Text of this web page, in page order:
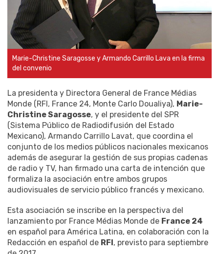
Marie-Christine Saragosse y Armando Carrillo Lava en la firma
del convenio
La presidenta y Directora General de France Médias
Monde (RFI, France 24, Monte Carlo Doualiya), Marie-
Christine Saragosse, y el presidente del SPR
(Sistema Público de Radiodifusión del Estado
Mexicano), Armando Carrillo Lavat, que coordina el
conjunto de los medios públicos nacionales mexicanos
además de asegurar la gestión de sus propias cadenas
de radio y TV, han firmado una carta de intención que
formaliza la asociación entre ambos grupos
audiovisuales de servicio público francés y mexicano.
Esta asociación se inscribe en la perspectiva del
lanzamiento por France Médias Monde de France 24
en español para América Latina, en colaboración con la
Redacción en español de RFI, previsto para septiembre